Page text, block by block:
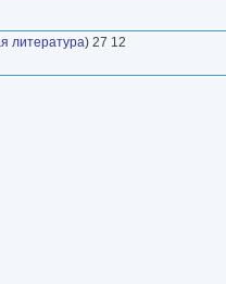
литература) 27 12